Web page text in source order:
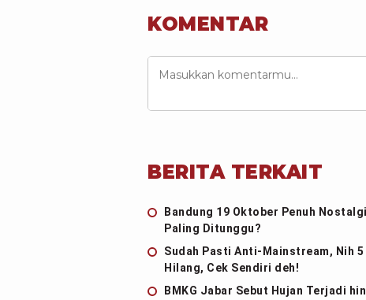
KOMENTAR
BERITA TERKAIT
Bandung 19 Oktober Penuh
Paling Ditunggu?
Sudah Pasti Anti-Mainstream, Nih
Hilang, Cek Sendiri deh!
BMKG Jabar Sebut Hujan Terjadi